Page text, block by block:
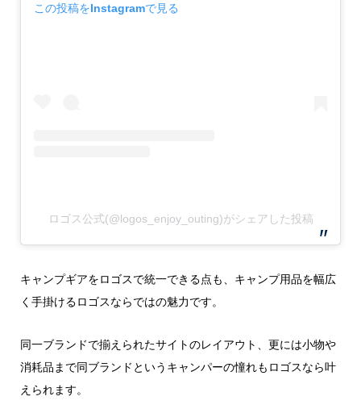
この投稿をInstagramで見る
ロゴス公式(@logos_enjoy_outing)がシェアした投稿
キャンプギアをロゴスで統一できる点も、キャンプ用品を幅広
く手掛けるロゴスならではの魅力です。
同一ブランドで揃えられたサイトのレイアウト、更には小物や
消耗品まで同ブランドというキャンパーの憧れもロゴスなら叶
えられます。